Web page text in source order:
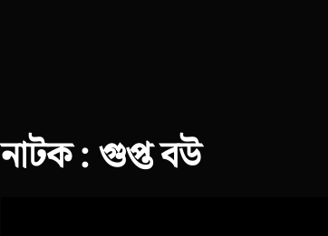
নাটক : গুপ্ত বউ